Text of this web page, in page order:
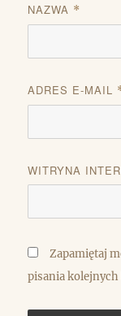
NAZWA *
ADRES E-MAIL
WITRYNA
Zapamiętaj
pisania